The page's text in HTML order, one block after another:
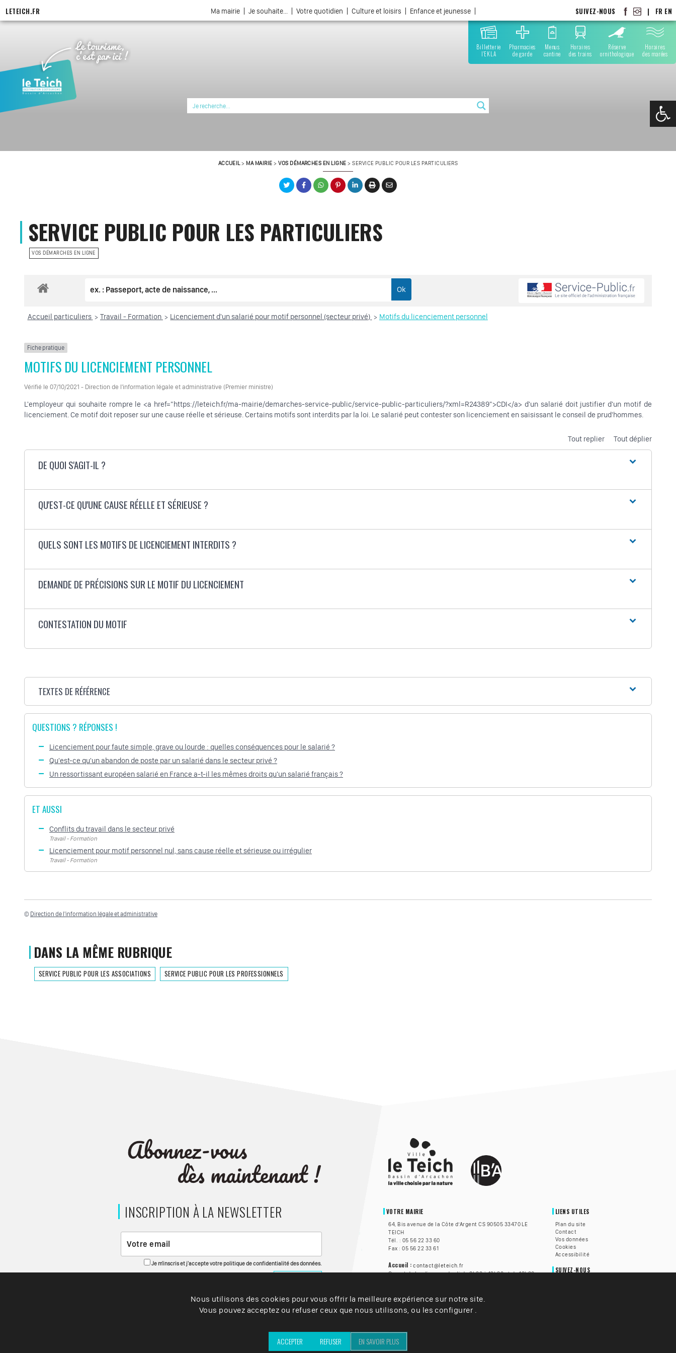
LETEICH.FR Ma mairie Je souhaite... Votre quotidien Culture et loisirs Enfance et jeunesse SUIVEZ-NOUS | FR EN
Billetterie
l'EKLA
Pharmacies
de garde
Menus
cantine
Horaires
des trains
Réserve
ornithologique
Horaires
des marées
ACCUEIL> MA MAIRIE >VOS DÉMARCHES EN LIGNE >SERVICE PUBLIC POUR LES PARTICULIERS
SERVICE PUBLIC POUR LES PARTICULIERS
VOS DÉMARCHES EN LIGNE
Accueil particuliers > Travail - Formation > Licenciement d'un salarié pour motif personnel (secteur privé) > Motifs du licenciement personnel
Fiche pratique
MOTIFS DU LICENCIEMENT PERSONNEL
Vérifié le 07/10/2021 - Direction de l'information légale et administrative (Premier ministre)
L'employeur qui souhaite rompre le <a href="https://leteich.fr/ma-mairie/demarches-service-public/service-public-particuliers/?xml=R24389">CDI</a> d'un salarié doit justifier d'un motif de
licenciement. Ce motif doit reposer sur une cause réelle et sérieuse. Certains motifs sont interdits par la loi. Le salarié peut contester son licenciement en saisissant le conseil de prud'hommes.
Tout replier Tout déplier
DE QUOI S'AGIT-IL ?
QU'EST-CE QU'UNE CAUSE RÉELLE ET SÉRIEUSE ?
QUELS SONT LES MOTIFS DE LICENCIEMENT INTERDITS ?
DEMANDE DE PRÉCISIONS SUR LE MOTIF DU LICENCIEMENT
CONTESTATION DU MOTIF
TEXTES DE RÉFÉRENCE
QUESTIONS ? RÉPONSES !
Licenciement pour faute simple, grave ou lourde : quelles conséquences pour le salarié ?
Qu'est-ce qu'un abandon de poste par un salarié dans le secteur privé ?
Un ressortissant européen salarié en France a-t-il les mêmes droits qu'un salarié français ?
ET AUSSI
Conflits du travail dans le secteur privé
Travail - Formation
Licenciement pour motif personnel nul, sans cause réelle et sérieuse ou irrégulier
Travail - Formation
© Direction de l'information légale et administrative
DANS LA MÊME RUBRIQUE
SERVICE PUBLIC POUR LES ASSOCIATIONS SERVICE PUBLIC POUR LES PROFESSIONNELS
INSCRIPTION À LA NEWSLETTER
Je m'inscris et j'accepte votre politique de confidentialité des données.
VOTRE MAIRIE
64, Bis avenue de la Côte d’Argent CS 90505 33470 LE
TEICH
Tél. : 05 56 22 33 60
Fax : 05 56 22 33 61
Accueil : contact@leteich.fr
Ouvert du lundi au vendredi de 8h30 à 12h30 et de 13h30
🦻 Accessibilité :La Ville du Teich est accessible aux
personnes sourdes ou malentendantes grâce à la
solution Acceo. Cliquez ICIpour être mis en relation
LIENS UTILES
Plan du site
Contact
Vos données
Cookies
Accessibilité
SUIVEZ-NOUS
Nous utilisons des cookies pour vous offrir la meilleure expérience sur notre site.
Vous pouvez acceptez ou refuser ceux que nous utilisons, ou les configurer .
ACCEPTER REFUSER EN SAVOIR PLUS
Ouvrir